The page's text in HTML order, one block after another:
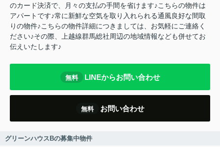
のカード決済で、月々の支払の手間を省けます♪こちらの物件は
アパートです♪常に新鮮な空気を取り入れられる通風良好な間取
りの物件♪こちらの物件詳細につきましては、お気軽にご連絡く
ださい♪その際、上越線群馬総社周辺の地域情報なども併せてお
伝えいたします♪
無料 LINEからお問い合わせ
無料 お問い合わせ
グリーンハウスBの募集中物件